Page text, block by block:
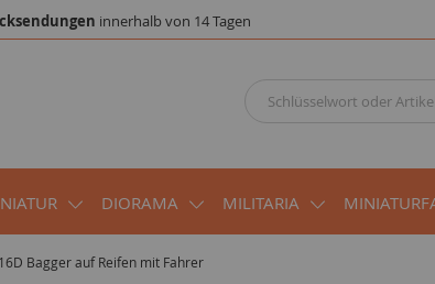
innerhalb von 14 Tagen
DIORAMA MILITARIA
Bagger auf Reifen mit Fahrer